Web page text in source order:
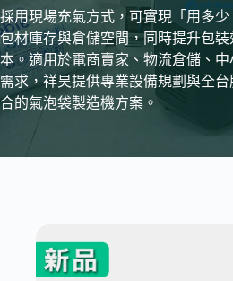
採用現場充氣方式，可實現「用多
包材庫存與倉儲空間，同時提升包
本。適用於電商賣家、物流倉儲、
需求，祥昊提供專業設備規劃與全
合的氣泡袋製造機方案。